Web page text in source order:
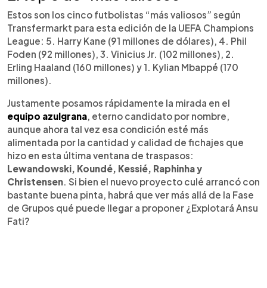
Estos son los cinco futbolistas “más valiosos” según
Transfermarkt para esta edición de la UEFA Champions
League: 5. Harry Kane (91 millones de dólares), 4. Phil
Foden (92 millones), 3. Vinicius Jr. (102 millones), 2.
Erling Haaland (160 millones) y 1. Kylian Mbappé (170
millones).
Justamente posamos rápidamente la mirada en el
equipo azulgrana, eterno candidato por nombre,
aunque ahora tal vez esa condición esté más
alimentada por la cantidad y calidad de fichajes que
hizo en esta última ventana de traspasos:
Lewandowski, Koundé, Kessié, Raphinha y
Christensen. Si bien el nuevo proyecto culé arrancó con
bastante buena pinta, habrá que ver más allá de la Fase
de Grupos qué puede llegar a proponer ¿Explotará Ansu
Fati?